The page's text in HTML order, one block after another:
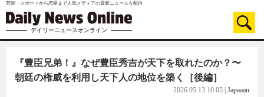
芸能・スポーツから恋愛まで人気メディアの最新ニュースを配信
デイリーニュースオンライン
『豊臣兄弟！』なぜ豊臣秀吉が天下を取れたのか？〜
朝廷の権威を利用し天下人の地位を築く［後編］
2026.05.13 10:05 Japaaan